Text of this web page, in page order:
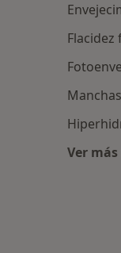
Flacidez
Ver más